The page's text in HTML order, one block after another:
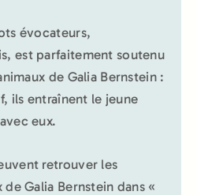
évocateurs,
est parfaitement soutenu
de Galia Bernstein :
ils entraînent le jeune
eux.
retrouver les
de Galia Bernstein dans «